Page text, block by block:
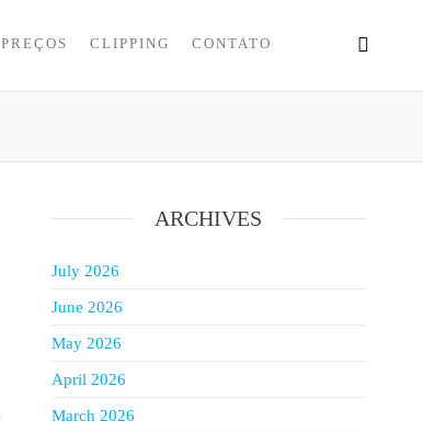
PREÇOS CLIPPING CONTATO
ARCHIVES
July 2026
June 2026
May 2026
April 2026
March 2026